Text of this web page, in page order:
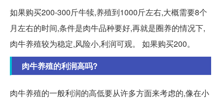
如果购买200-300斤牛犊,养殖到1000斤左右,大概需要8个
月左右的时间,条件是肉牛品种要好,再就是圈养的情况下,
肉牛养殖较为稳定,风险小,利润可观。 如果购买200。
肉牛养殖的利润高吗?
肉牛养殖的一般利润的高低要从许多方面来考虑的,像在小